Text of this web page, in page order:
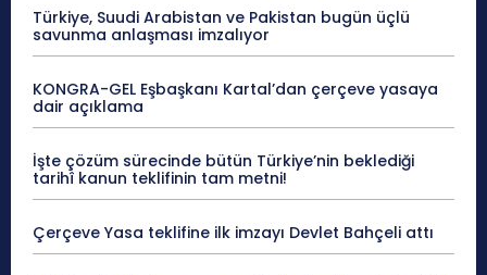
Türkiye, Suudi Arabistan ve Pakistan bugün üçlü
savunma anlaşması imzalıyor
KONGRA-GEL Eşbaşkanı Kartal’dan çerçeve yasaya
dair açıklama
İşte çözüm sürecinde bütün Türkiye’nin beklediği
tarihî kanun teklifinin tam metni!
Çerçeve Yasa teklifine ilk imzayı Devlet Bahçeli attı